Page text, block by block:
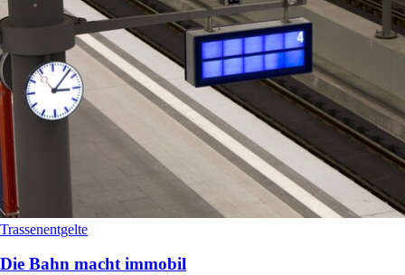
Trassenentgelte
Die Bahn macht immobil